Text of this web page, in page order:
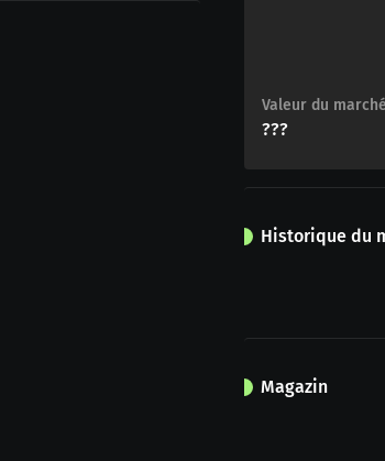
Valeur du marché
???
Historique du
Magazin